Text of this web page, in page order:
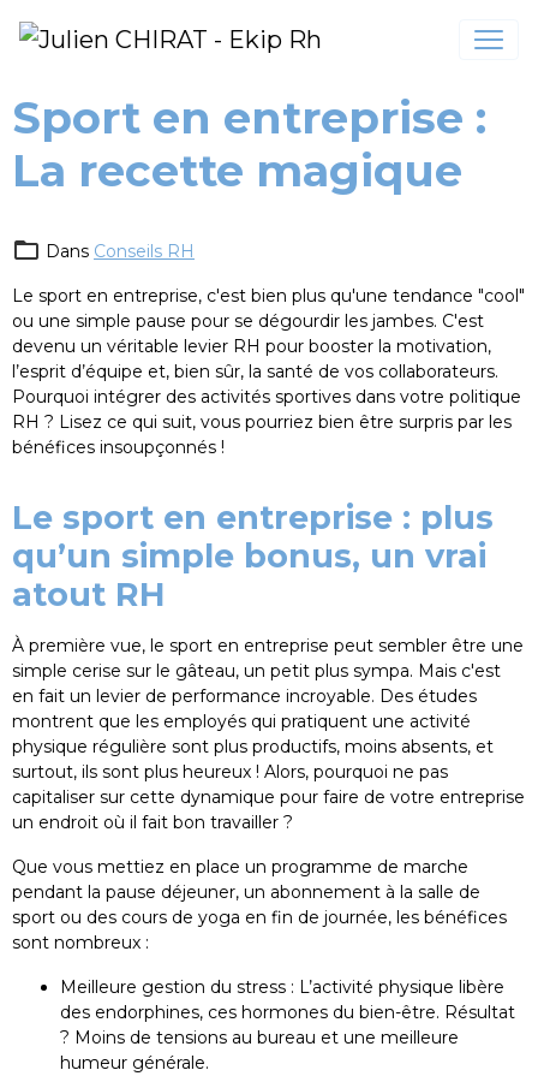
Sport en entreprise :
La recette magique
Dans Conseils RH
Le sport en entreprise, c'est bien plus qu'une tendance "cool"
ou une simple pause pour se dégourdir les jambes. C'est
devenu un véritable levier RH pour booster la motivation,
l’esprit d’équipe et, bien sûr, la santé de vos collaborateurs.
Pourquoi intégrer des activités sportives dans votre politique
RH ? Lisez ce qui suit, vous pourriez bien être surpris par les
bénéfices insoupçonnés !
Le sport en entreprise : plus
qu’un simple bonus, un vrai
atout RH
À première vue, le sport en entreprise peut sembler être une
simple cerise sur le gâteau, un petit plus sympa. Mais c'est
en fait un levier de performance incroyable. Des études
montrent que les employés qui pratiquent une activité
physique régulière sont plus productifs, moins absents, et
surtout, ils sont plus heureux ! Alors, pourquoi ne pas
capitaliser sur cette dynamique pour faire de votre entreprise
un endroit où il fait bon travailler ?
Que vous mettiez en place un programme de marche
pendant la pause déjeuner, un abonnement à la salle de
sport ou des cours de yoga en fin de journée, les bénéfices
sont nombreux :
Meilleure gestion du stress : L’activité physique libère
des endorphines, ces hormones du bien-être. Résultat
? Moins de tensions au bureau et une meilleure
humeur générale.